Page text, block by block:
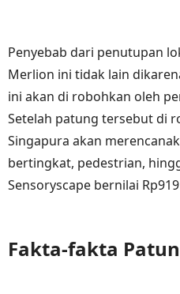
Penyebab dari penutupan
Merlion ini tidak lain
ini akan di robohkan oleh
Setelah patung tersebut di
Singapura akan
bertingkat, pedestrian,
Sensoryscape bernilai
Fakta-fakta